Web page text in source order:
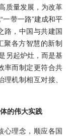
质量发展，为改革
带一路”建成和平
路，中国与共建国
聚各方智慧的新制
另起炉灶，而是基
率而制定更符合共
机制相互对接、
的伟大实践
心理念，顺应各国